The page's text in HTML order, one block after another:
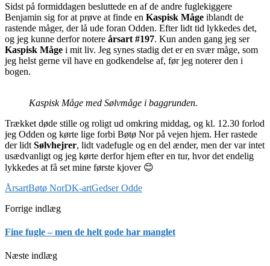
Sidst på formiddagen besluttede en af de andre fuglekiggere
Benjamin sig for at prøve at finde en Kaspisk Måge iblandt de
rastende måger, der lå ude foran Odden. Efter lidt tid lykkedes det,
og jeg kunne derfor notere årsart #197. Kun anden gang jeg ser
Kaspisk Måge i mit liv. Jeg synes stadig det er en svær måge, som
jeg helst gerne vil have en godkendelse af, før jeg noterer den i
bogen.
Kaspisk Måge med Sølvmåge i baggrunden.
Trækket døde stille og roligt ud omkring middag, og kl. 12.30 forlod
jeg Odden og kørte lige forbi Bøtø Nor på vejen hjem. Her rastede
der lidt Sølvhejrer, lidt vadefugle og en del ænder, men der var intet
usædvanligt og jeg kørte derfor hjem efter en tur, hvor det endelig
lykkedes at få set mine første kjover 😊
ÅrsartBøtø NorDK-artGedser Odde
Forrige indlæg
Fine fugle – men de helt gode har manglet
Næste indlæg